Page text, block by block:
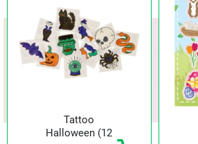
Tattoo
Halloween (12